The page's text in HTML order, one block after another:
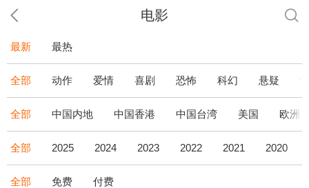
电影
最新 最热
全部 动作 爱情 喜剧 恐怖 科幻 悬疑
全部 中国内地 中国香港 中国台湾 美国 欧洲
全部 2025 2024 2023 2022 2021 2020
全部 免费 付费